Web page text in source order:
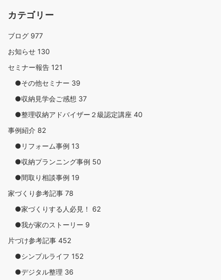
カテゴリー
ブログ 977
お知らせ 130
セミナー報告 121
●その他セミナー 39
●収納見学会ご感想 37
●整理収納アドバイザー２級認定講座 40
事例紹介 82
●リフォーム事例 13
●収納プランニング事例 50
●間取り相談事例 19
家づくり参考記事 78
●家づくりする人必見！ 62
●我が家のストーリー 9
片づけ参考記事 452
●シンプルライフ 152
●デジタル整理 36